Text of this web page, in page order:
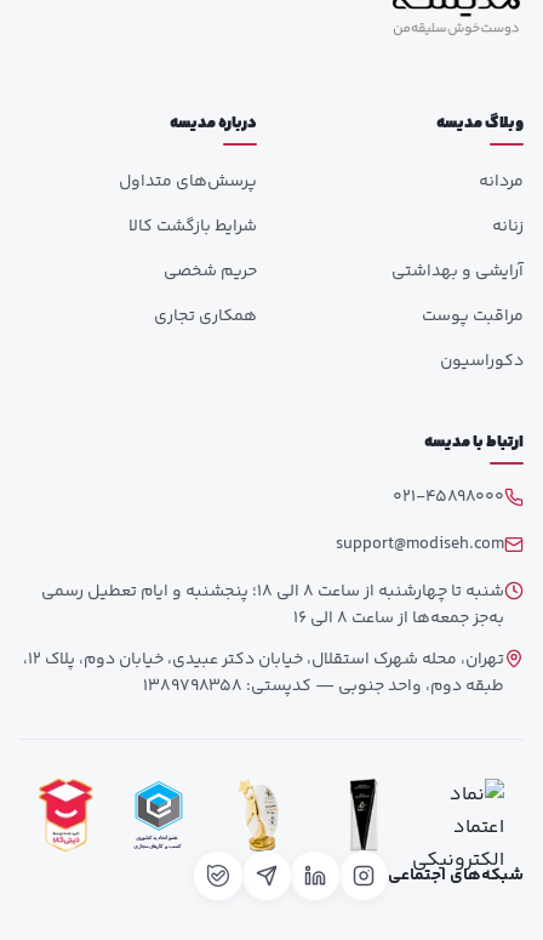
وبلاگ مدیسه
مردانه
زنانه
آرایشی و بهداشتی
مراقبت پوست
دکوراسیون
درباره مدیسه
پرسش‌های متداول
شرایط بازگشت کالا
حریم شخصی
همکاری تجاری
ارتباط با مدیسه
021-45898000
support@modiseh.com
شنبه تا چهارشنبه از ساعت 8 الی 18؛ پنجشنبه و ایام تعطیل رسمی
به‌جز جمعه‌ها از ساعت 8 الی 16
تهران، محله شهرک استقلال، خیابان دکتر عبیدی، خیابان دوم، پلاک 12،
طبقه دوم، واحد جنوبی — کدپستی: 1389798358
شبکه‌های اجتماعی